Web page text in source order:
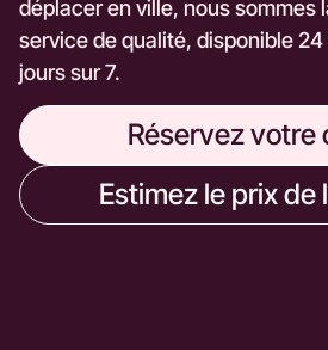
déplacer en ville, nous sommes
service de qualité, disponible
jours sur 7.
Réservez votre
Estimez le prix de